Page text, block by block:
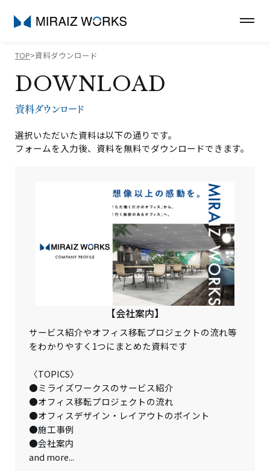
TOP 資料ダウンロード
DOWNLOAD
資料ダウンロード
選択いただいた資料は以下の通りです。
フォームを入力後、資料を無料でダウンロードできます。
【会社案内】
サービス紹介やオフィス移転プロジェクトの流れ等
をわかりやすく1つにまとめた資料です
〈TOPICS〉
●ミライズワークスのサービス紹介
●オフィス移転プロジェクトの流れ
●オフィスデザイン・レイアウトのポイント
●施工事例
●会社案内
and more...